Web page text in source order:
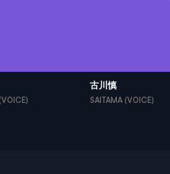
古川慎
SAITAMA (VOICE)